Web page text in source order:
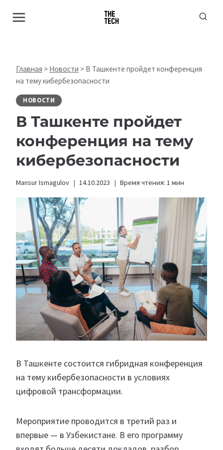
Главная > Новости > В Ташкенте пройдет конференция
на тему кибербезопасности
НОВОСТИ
В Ташкенте пройдет
конференция на тему
кибербезопасности
Mansur Ismagulov 14.10.2023 Время чтения: 1 мин
В Ташкенте состоится гибридная конференция
на тему кибербезопасности в условиях
цифровой трансформации.
Мероприятие проводится в третий раз и
впервые — в Узбекистане. В его программу